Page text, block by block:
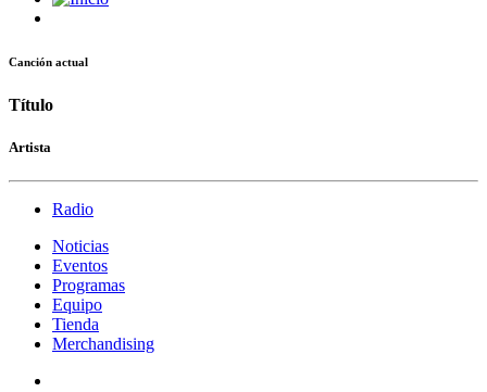
Canción actual
Título
Artista
Radio
Noticias
Eventos
Programas
Equipo
Tienda
Merchandising